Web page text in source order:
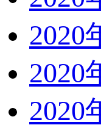
2020
2020
2020